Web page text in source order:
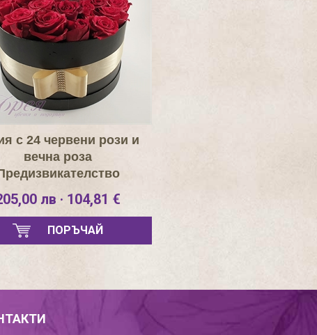
с 24 червени рози и
вечна роза
лв · 104,81 €
ПОРЪЧАЙ